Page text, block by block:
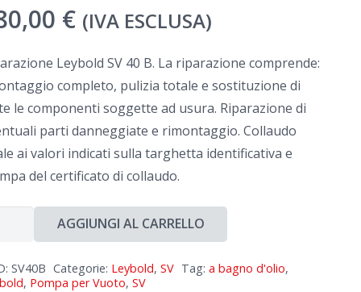
€ (IVA ESCLUSA)
Leybold SV 40 B. La riparazione comprende:
completo, pulizia totale e sostituzione di
le componenti soggette ad usura. Riparazione di
parti danneggiate e rimontaggio. Collaudo
ai valori indicati sulla targhetta identificativa e
del certificato di collaudo.
AGGIUNGI AL CARRELLO
SV40B Categorie: Leybold,SV Tag: a bagno d'olio,
, Pompa per Vuoto,SV